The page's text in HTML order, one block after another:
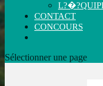
CONTACT
CONCOURS
Sélectionner une page